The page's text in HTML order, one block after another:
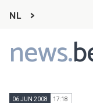
NL
news.
Main
navigation
06 JUN 2008 17:18